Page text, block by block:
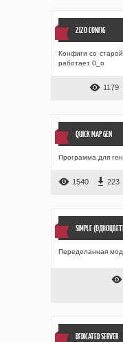
ZIZO CONFIG
Конфиги со
работает 0_о
1179
QUICK MAP GEN
Программа для
1540 223
SIMPLE
Переделанная
DEDICATED SERVER